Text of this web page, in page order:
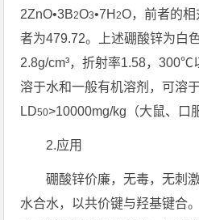
2ZnO•3B2O3•7H2O，前者的
者为479.72。上述硼酸锌为白
2.8g/cm³，折射率1.58，300℃
溶于水和一般有机溶剂，可溶
LD50>10000mg/kg（大鼠、口
2.应用
硼酸锌价廉，无毒，无刺
水合水，以共价键与羟基键合